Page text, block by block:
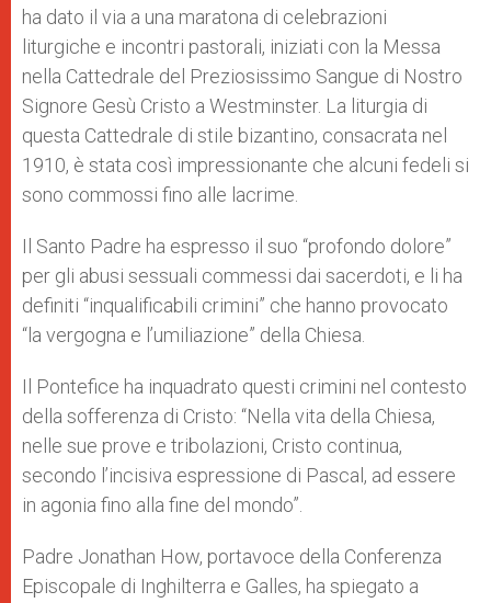
ha dato il via a una maratona di celebrazioni
liturgiche e incontri pastorali, iniziati con la Messa
nella Cattedrale del Preziosissimo Sangue di Nostro
Signore Gesù Cristo a Westminster. La liturgia di
questa Cattedrale di stile bizantino, consacrata nel
1910, è stata così impressionante che alcuni fedeli si
sono commossi fino alle lacrime.
Il Santo Padre ha espresso il suo “profondo dolore”
per gli abusi sessuali commessi dai sacerdoti, e li ha
definiti “inqualificabili crimini” che hanno provocato
“la vergogna e l’umiliazione” della Chiesa.
Il Pontefice ha inquadrato questi crimini nel contesto
della sofferenza di Cristo: “Nella vita della Chiesa,
nelle sue prove e tribolazioni, Cristo continua,
secondo l’incisiva espressione di Pascal, ad essere
in agonia fino alla fine del mondo”.
Padre Jonathan How, portavoce della Conferenza
Episcopale di Inghilterra e Galles, ha spiegato a